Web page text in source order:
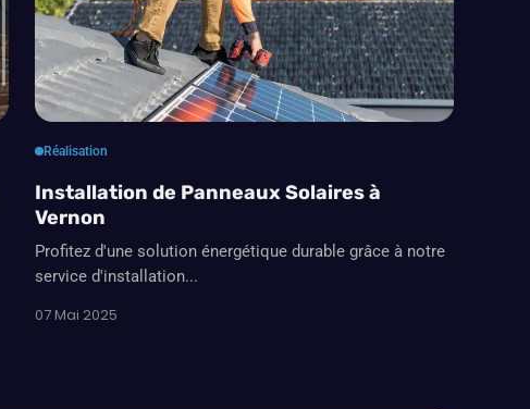
Réalisation
Installation de Panneaux Solaires à
Vernon
Profitez d'une solution énergétique durable grâce à notre
service d'installation...
07 Mai 2025